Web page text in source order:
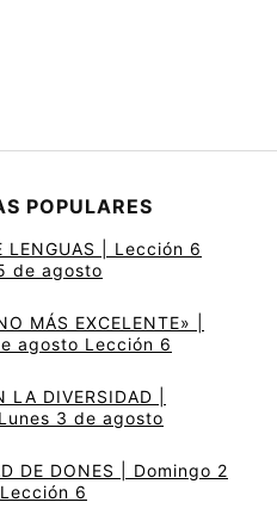
POPULARES
LENGUAS | Lección 6
de agosto
MÁS EXCELENTE» |
agosto Lección 6
LA DIVERSIDAD |
3 de agosto
DE DONES | Domingo 2
6